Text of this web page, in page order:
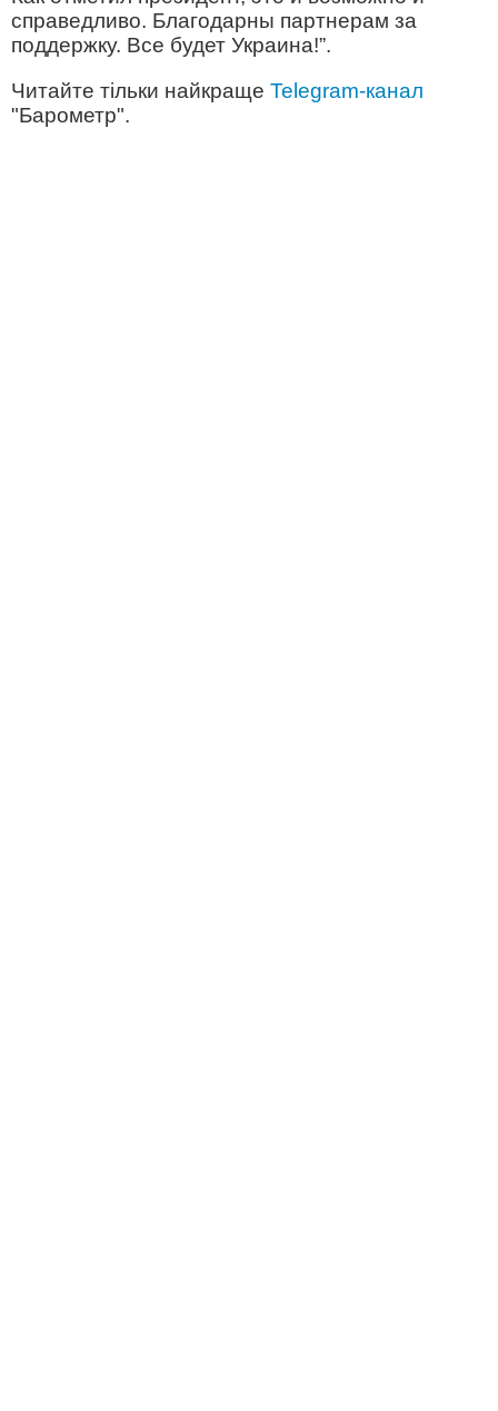
справедливо. Благодарны партнерам за
поддержку. Все будет Украина!”.
Читайте тільки найкраще Telegram-канал
"Барометр".